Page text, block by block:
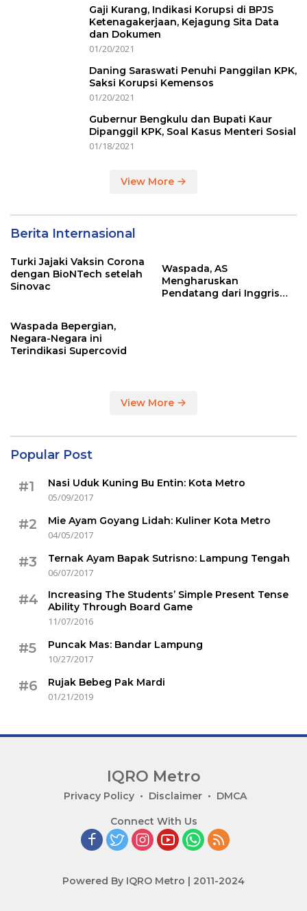
Gaji Kurang, Indikasi Korupsi di BPJS
Ketenagakerjaan, Kejagung Sita Data
dan Dokumen
01/20/2021
Daning Saraswati Penuhi Panggilan KPK,
Saksi Korupsi Kemensos
01/20/2021
Gubernur Bengkulu dan Bupati Kaur
Dipanggil KPK, Soal Kasus Menteri Sosial
01/18/2021
View More
Berita Internasional
Turki Jajaki Vaksin Corona
dengan BioNTech setelah
Sinovac
Waspada, AS
Mengharuskan
Pendatang dari Inggris
Waspada Bepergian,
Negara-Negara ini
Terindikasi Supercovid
View More
Popular Post
#1
Nasi Uduk Kuning Bu Entin: Kota Metro
05/09/2017
#2
Mie Ayam Goyang Lidah: Kuliner Kota Metro
04/05/2017
#3
Ternak Ayam Bapak Sutrisno: Lampung Tengah
06/07/2017
#4
Increasing The Students’ Simple Present Tense
Ability Through Board Game
11/07/2016
#5
Puncak Mas: Bandar Lampung
10/27/2017
#6
Rujak Bebeg Pak Mardi
01/21/2019
IQRO Metro
Privacy Policy Disclaimer DMCA
Connect With Us
Powered By IQRO Metro | 2011-2024